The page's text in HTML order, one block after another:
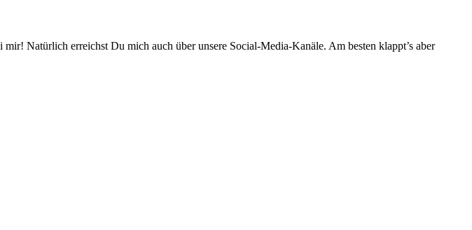
Natürlich erreichst Du mich auch über unsere Social-Media-Kanäle. Am besten klappt’s aber